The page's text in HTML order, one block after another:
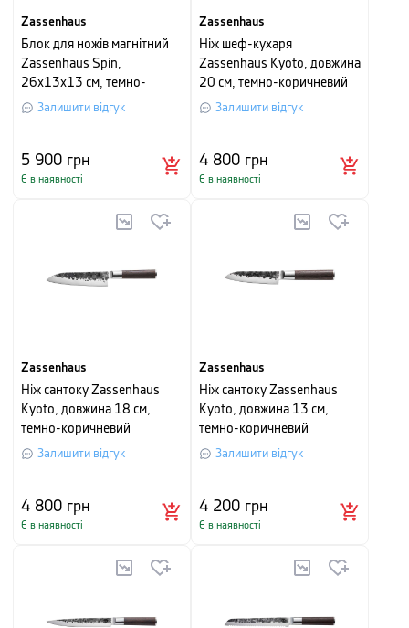
Zassenhaus
Блок для ножів магнітний
Zassenhaus Spin,
26х13х13 см, темно-
коричневий
Залишити відгук
5 900 грн
Є в наявності
Zassenhaus
Ніж шеф-кухаря
Zassenhaus Kyoto, довжина
20 см, темно-коричневий
Залишити відгук
4 800 грн
Є в наявності
Zassenhaus
Ніж сантоку Zassenhaus
Kyoto, довжина 18 см,
темно-коричневий
Залишити відгук
4 800 грн
Є в наявності
Zassenhaus
Ніж сантоку Zassenhaus
Kyoto, довжина 13 см,
темно-коричневий
Залишити відгук
4 200 грн
Є в наявності